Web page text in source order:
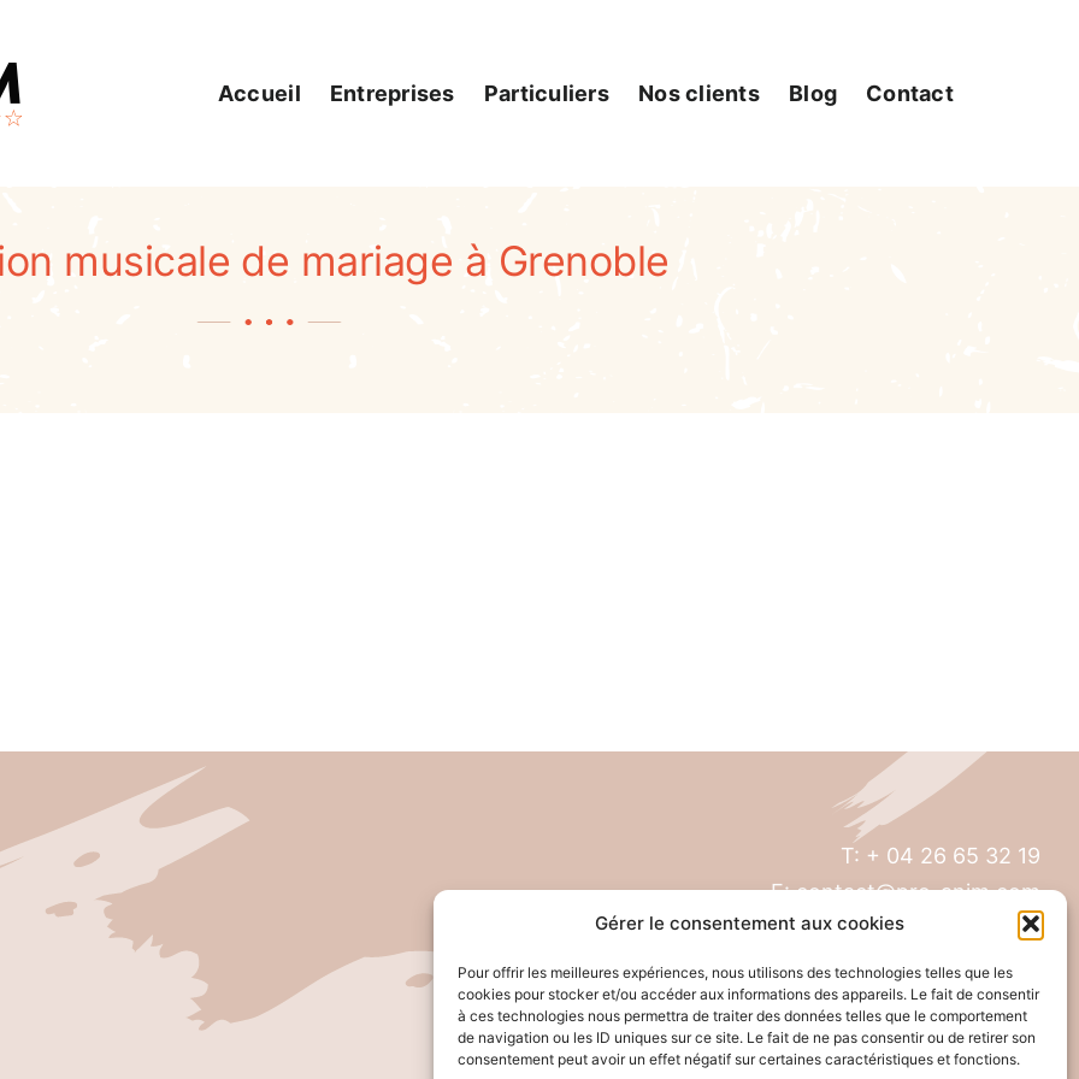
Gérer le consentement aux cookies
Pour offrir les meilleures expériences, nous utilisons des technologies telles que les
cookies pour stocker et/ou accéder aux informations des appareils. Le fait de consentir
à ces technologies nous permettra de traiter des données telles que le comportement
de navigation ou les ID uniques sur ce site. Le fait de ne pas consentir ou de retirer son
consentement peut avoir un effet négatif sur certaines caractéristiques et fonctions.
Accueil Entreprises Particuliers Nos clients Blog Contact
musicale de mariage à Grenoble
T: + 04 26 65 32 19
E: contact@pro-anim.com
69300 Caluire